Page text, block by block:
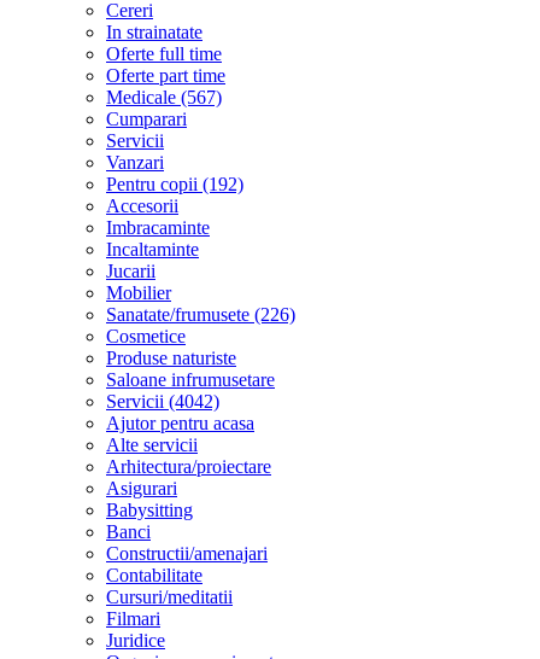
Cereri
In strainatate
Oferte full time
Oferte part time
Medicale (567)
Cumparari
Servicii
Vanzari
Pentru copii (192)
Accesorii
Imbracaminte
Incaltaminte
Jucarii
Mobilier
Sanatate/frumusete (226)
Cosmetice
Produse naturiste
Saloane infrumusetare
Servicii (4042)
Ajutor pentru acasa
Alte servicii
Arhitectura/proiectare
Asigurari
Babysitting
Banci
Constructii/amenajari
Contabilitate
Cursuri/meditatii
Filmari
Juridice